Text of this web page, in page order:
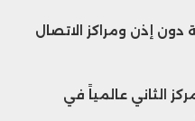
جزء منها مباشرة
الذكاء
دون إذن ومراكز الاتصال
الثاني عالمياً في